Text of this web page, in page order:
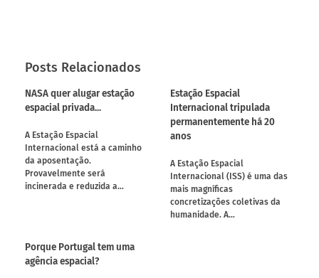
Posts Relacionados
NASA quer alugar estação
espacial privada...
A Estação Espacial
Internacional está a caminho
da aposentação.
Provavelmente será
incinerada e reduzida a…
Estação Espacial
Internacional tripulada
permanentemente há 20
anos
A Estação Espacial
Internacional (ISS) é uma das
mais magníficas
concretizações coletivas da
humanidade. A…
Porque Portugal tem uma
agência espacial?